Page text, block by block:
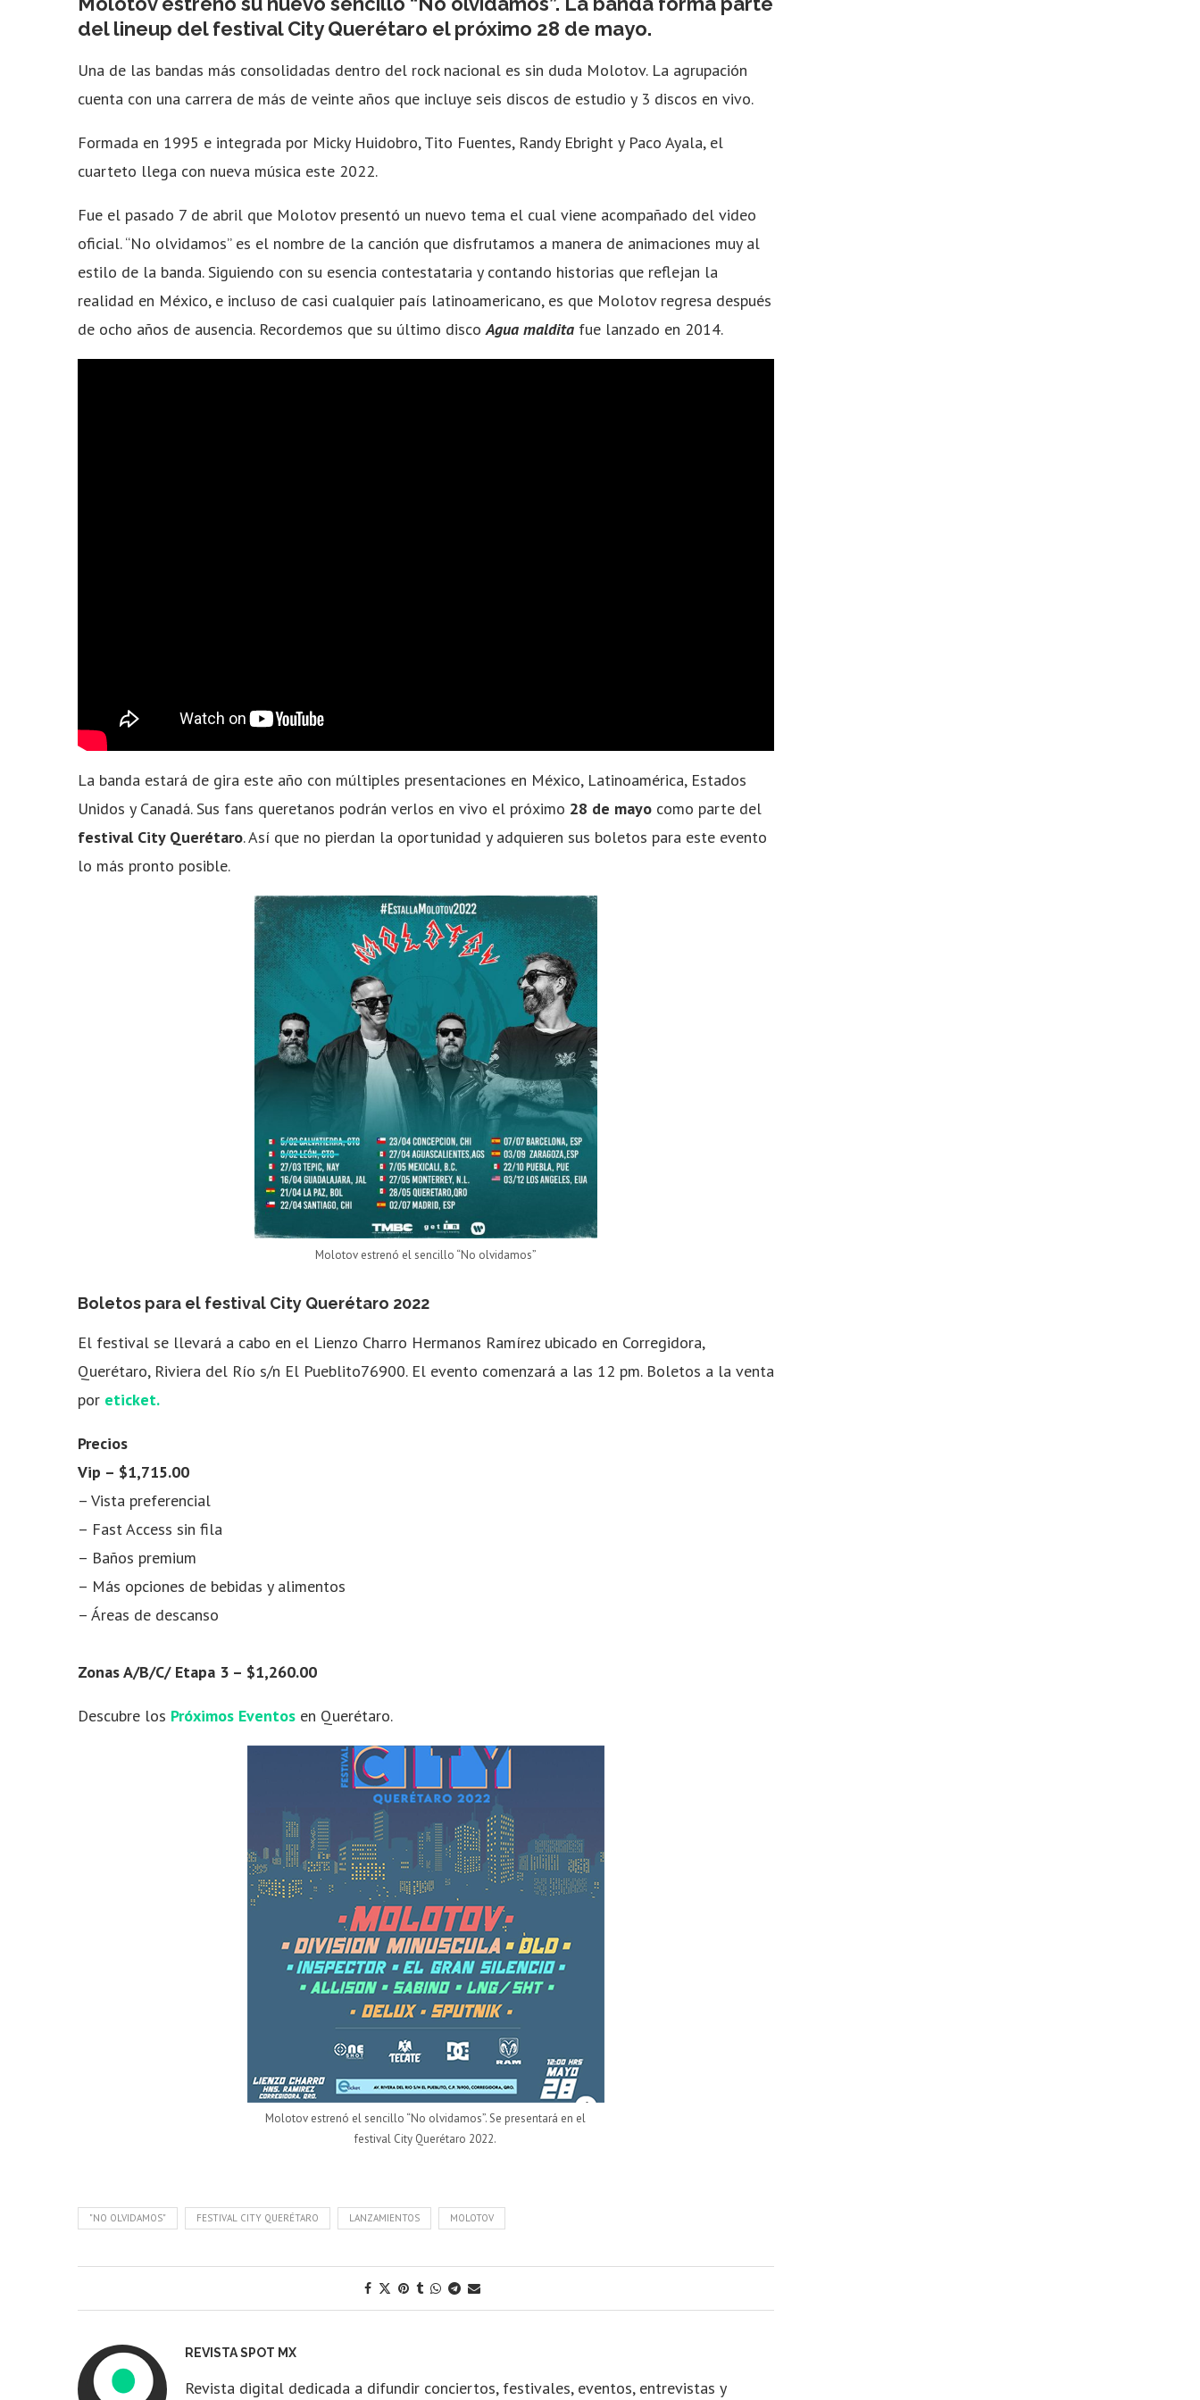
del lineup del festival City Querétaro el próximo 28 de mayo.
Una de las bandas más consolidadas dentro del rock nacional es sin duda Molotov. La agrupación
cuenta con una carrera de más de veinte años que incluye seis discos de estudio y 3 discos en vivo.
Formada en 1995 e integrada por Micky Huidobro, Tito Fuentes, Randy Ebright y Paco Ayala, el
cuarteto llega con nueva música este 2022.
Fue el pasado 7 de abril que Molotov presentó un nuevo tema el cual viene acompañado del video
oficial. “No olvidamos” es el nombre de la canción que disfrutamos a manera de animaciones muy al
estilo de la banda. Siguiendo con su esencia contestataria y contando historias que reflejan la
realidad en México, e incluso de casi cualquier país latinoamericano, es que Molotov regresa después
de ocho años de ausencia. Recordemos que su último discoAgua maldita fue lanzado en 2014.
La banda estará de gira este año con múltiples presentaciones en México, Latinoamérica, Estados
Unidos y Canadá. Sus fans queretanos podrán verlos en vivo el próximo 28 de mayo como parte del
festival City Querétaro. Así que no pierdan la oportunidad y adquieren sus boletos para este evento
lo más pronto posible.
Molotov estrenó el sencillo “No olvidamos”
Boletos para el festival City Querétaro 2022
El festival se llevará a cabo en el Lienzo Charro Hermanos Ramírez ubicado en Corregidora,
Querétaro, Riviera del Río s/n El Pueblito76900. El evento comenzará a las 12 pm. Boletos a la venta
por eticket.
Precios
Vip – $1,715.00
– Vista preferencial
– Fast Access sin fila
– Baños premium
– Más opciones de bebidas y alimentos
– Áreas de descanso
Zonas A/B/C/ Etapa 3 – $1,260.00
Descubre los Próximos Eventos en Querétaro.
Molotov estrenó el sencillo “No olvidamos”. Se presentará en el
festival City Querétaro 2022.
"NO OLVIDAMOS" FESTIVAL CITY QUERÉTARO LANZAMIENTOS MOLOTOV
REVISTA SPOT MX
Revista digital dedicada a difundir conciertos, festivales, eventos, entrevistas y